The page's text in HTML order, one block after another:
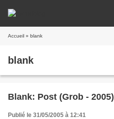
Accueil » blank
blank
Blank: Post (Grob - 2005)
Publié le 31/05/2005 à 12:41